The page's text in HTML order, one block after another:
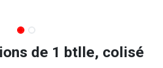
de 1 btlle, colisé